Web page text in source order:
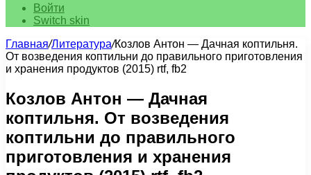
Войти
Switch skin
Главная/Литература/Козлов Антон — Дачная коптильня.
От возведения коптильни до правильного приготовления
и хранения продуктов (2015) rtf, fb2
Козлов Антон — Дачная
коптильня. От возведения
коптильни до правильного
приготовления и хранения